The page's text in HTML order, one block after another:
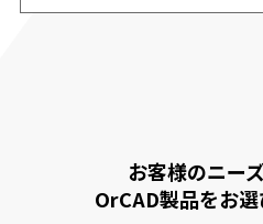
お客様のニー
OrCAD製品をお